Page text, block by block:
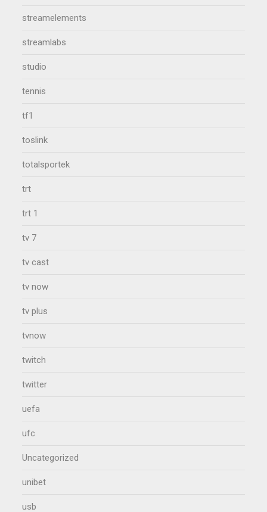
streamelements
streamlabs
studio
tennis
tf1
toslink
totalsportek
trt
trt 1
tv 7
tv cast
tv now
tv plus
tvnow
twitch
twitter
uefa
ufc
Uncategorized
unibet
usb